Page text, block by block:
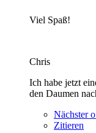
Viel Spaß!
Chris
Ich habe jetzt
den Daumen
Nächster
Zitieren